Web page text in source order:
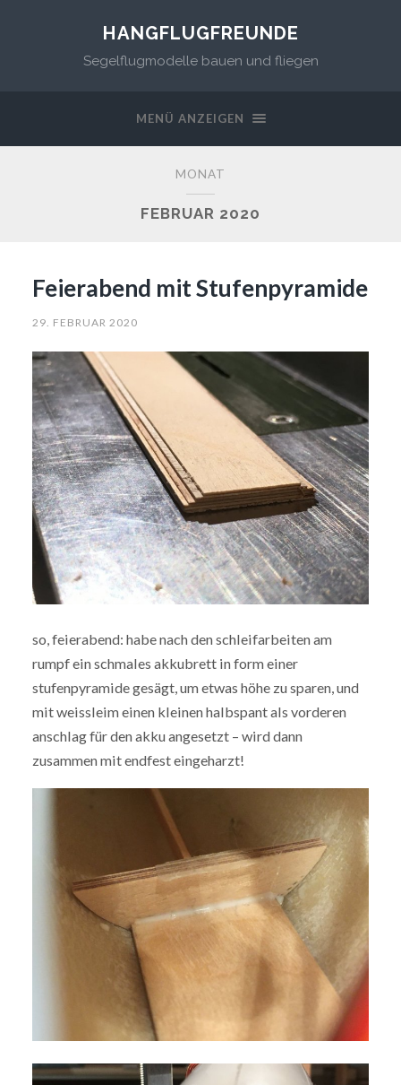
HANGFLUGFREUNDE
Segelflugmodelle bauen und fliegen
MENÜ ANZEIGEN
MONAT
FEBRUAR 2020
Feierabend mit Stufenpyramide
29. FEBRUAR 2020
so, feierabend: habe nach den schleifarbeiten am
rumpf ein schmales akkubrett in form einer
stufenpyramide gesägt, um etwas höhe zu sparen, und
mit weissleim einen kleinen halbspant als vorderen
anschlag für den akku angesetzt – wird dann
zusammen mit endfest eingeharzt!